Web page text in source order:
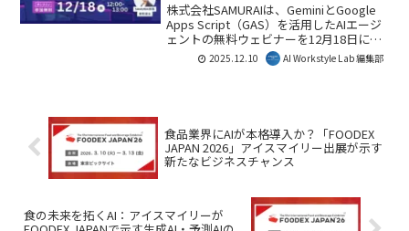
株式会社SAMURAIは、GeminiとGoogle
Apps Script（GAS）を活用したAIエージ
ェントの無料ウェビナーを12月18日に開
催します。本ウェビナーでは、低コスト
かつ迅速に業務を自動化・効率化する実
編集部としても、生成AIとGASの組み合
わせは、実務でのAI活用を加速させる鍵
と見ています。
2025.12.10 AI Workstyle Lab 編集部
食品業界にAIが本格導入か？「FOODEX
JAPAN 2026」アイスマイリー出展が示す
新たなビジネスチャンス
食の未来を拓くAI：アイスマイリーが